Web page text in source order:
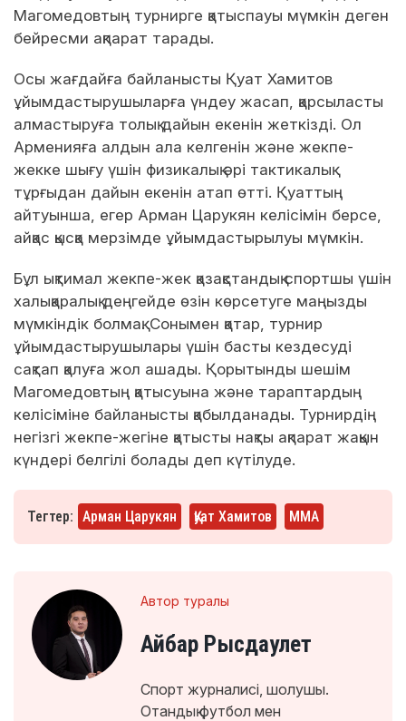
Магомедовтың турнирге қатыспауы мүмкін деген
бейресми ақпарат тарады.
Осы жағдайға байланысты Қуат Хамитов
ұйымдастырушыларға үндеу жасап, қарсыласты
алмастыруға толық дайын екенін жеткізді. Ол
Арменияға алдын ала келгенін және жекпе-
жекке шығу үшін физикалық әрі тактикалық
тұрғыдан дайын екенін атап өтті. Қуаттың
айтуынша, егер Арман Царукян келісімін берсе,
айқас қысқа мерзімде ұйымдастырылуы мүмкін.
Бұл ықтимал жекпе-жек қазақстандық спортшы үшін
халықаралық деңгейде өзін көрсетуге маңызды
мүмкіндік болмақ. Сонымен қатар, турнир
ұйымдастырушылары үшін басты кездесуді
сақтап қалуға жол ашады. Қорытынды шешім
Магомедовтың қатысуына және тараптардың
келісіміне байланысты қабылданады. Турнирдің
негізгі жекпе-жегіне қатысты нақты ақпарат жақын
күндері белгілі болады деп күтілуде.
Тегтер: Арман Царукян Қуат Хамитов ММА
Автор туралы
Айбар Рысдаулет
Спорт журналисі, шолушы.
Отандық футбол мен